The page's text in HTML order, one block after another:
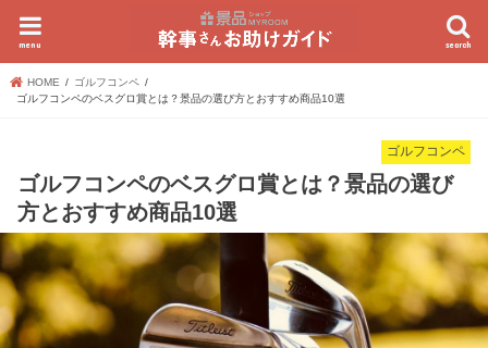
search
menu
HOME
ゴルフコンペ
ゴルフコンペのベスグロ賞とは？景品の選び方とおすすめ商品10選
ゴルフコンペ
ゴルフコンペのベスグロ賞とは？景品の選び
方とおすすめ商品10選